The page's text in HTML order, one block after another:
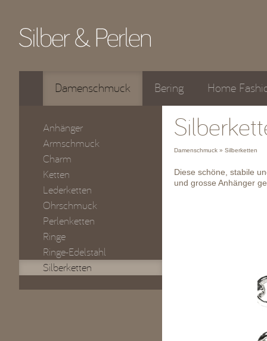
Damenschmuck Bering Home
Anhänger
Armschmuck
Charm
Ketten
Lederketten
Ohrschmuck
Perlenketten
Ringe
Ringe-Edelstahl
Silberketten
Damenschmuck » Silberketten
Diese schöne, stabile
und grosse Anhänger